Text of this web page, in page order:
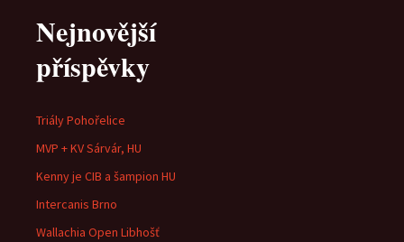
Nejnovější
příspěvky
Triály Pohořelice
MVP + KV Sárvár, HU
Kenny je CIB a šampion HU
Intercanis Brno
Wallachia Open Libhošť